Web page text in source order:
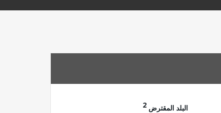
البلد المقترض 2